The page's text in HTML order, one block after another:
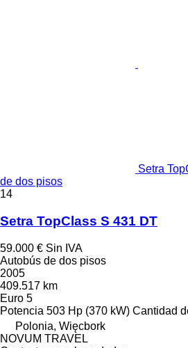
Setra
de dos pisos
14
Setra TopClass S 431 DT
59.000 € Sin IVA
Autobús de dos pisos
2005
409.517 km
Euro 5
Potencia 503 Hp (370 kW) Cantidad
Polonia, Więcbork
NOVUM TRAVEL